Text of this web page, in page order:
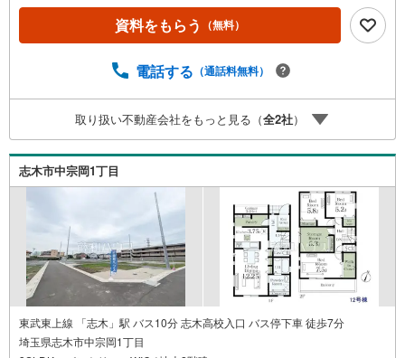
資料をもらう （無料）
電話する （通話料無料）
取り扱い不動産会社をもっと見る（全2社）
志木市中宗岡1丁目
東武東上線 「志木」駅 バス10分 志木高校入口 バス停下車 徒歩7分
埼玉県志木市中宗岡1丁目